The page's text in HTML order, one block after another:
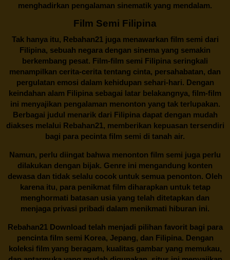
menghadirkan pengalaman sinematik yang mendalam.
Film Semi Filipina
Tak hanya itu, Rebahan21juga menawarkan film semi dari
Filipina, sebuah negara dengan sinema yang semakin
berkembang pesat. Film-film semi Filipina seringkali
menampilkan cerita-cerita tentang cinta, persahabatan, dan
pergulatan emosi dalam kehidupan sehari-hari. Dengan
keindahan alam Filipina sebagai latar belakangnya, film-film
ini menyajikan pengalaman menonton yang tak terlupakan.
Berbagai judul menarik dari Filipina dapat dengan mudah
diakses melalui Rebahan21, memberikan kepuasan tersendiri
bagi para pecinta film semi di tanah air.
Namun, perlu diingat bahwa menonton film semi juga perlu
dilakukan dengan bijak. Genre ini mengandung konten
dewasa dan tidak selalu cocok untuk semua penonton. Oleh
karena itu, para penikmat film diharapkan untuk tetap
menghormati batasan usia yang telah ditetapkan dan
menjaga privasi pribadi dalam menikmati hiburan ini.
Rebahan21Download telah menjadi pilihan favorit bagi para
pencinta film semi Korea, Jepang, dan Filipina. Dengan
koleksi film yang beragam, kualitas gambar yang memukau,